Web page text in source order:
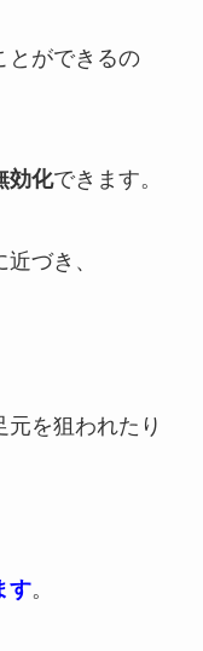
とができるの
効化できます。
づき、
を狙われたり
す。